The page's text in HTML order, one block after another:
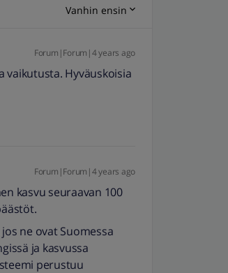
Vanhin ensin
Forum|Forum|4 years ago
Hyväuskoisia
Forum|Forum|4 years ago
kasvu seuraavan 100
ne ovat Suomessa
ja kasvussa
perustuu